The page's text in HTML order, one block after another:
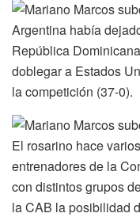
Argentina había
República
doblegar a Estados
la competición (37-0).
El rosarino hace
entrenadores de la
con distintos grupos
la CAB la posibilidad